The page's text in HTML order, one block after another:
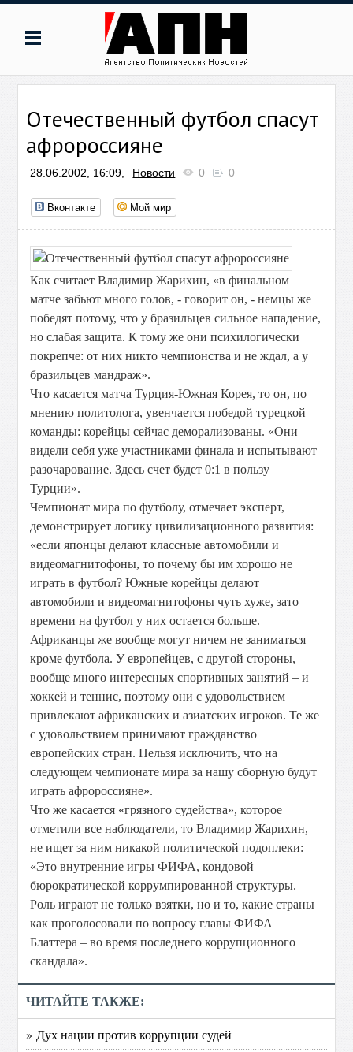
Отечественный футбол спасут
афророссияне
28.06.2002, 16:09, Новости 0 0
Вконтакте Мой мир
Как считает Владимир Жарихин, «в финальном
матче забьют много голов, - говорит он, - немцы же
победят потому, что у бразильцев сильное нападение,
но слабая защита. К тому же они психилогически
покрепче: от них никто чемпионства и не ждал, а у
бразильцев мандраж».
Что касается матча Турция-Южная Корея, то он, по
мнению политолога, увенчается победой турецкой
команды: корейцы сейчас деморализованы. «Они
видели себя уже участниками финала и испытывают
разочарование. Здесь счет будет 0:1 в пользу
Турции».
Чемпионат мира по футболу, отмечает эксперт,
демонстрирует логику цивилизационного развития:
«если японцы делают классные автомобили и
видеомагнитофоны, то почему бы им хорошо не
играть в футбол? Южные корейцы делают
автомобили и видеомагнитофоны чуть хуже, зато
времени на футбол у них остается больше.
Африканцы же вообще могут ничем не заниматься
кроме футбола. У европейцев, с другой стороны,
вообще много интересных спортивных занятий – и
хоккей и теннис, поэтому они с удовольствием
привлекают африканских и азиатских игроков. Те же
с удовольствием принимают гражданство
европейских стран. Нельзя исключить, что на
следующем чемпионате мира за нашу сборную будут
играть афророссияне».
Что же касается «грязного судейства», которое
отметили все наблюдатели, то Владимир Жарихин,
не ищет за ним никакой политической подоплеки:
«Это внутренние игры ФИФА, кондовой
бюрократической коррумпированной структуры.
Роль играют не только взятки, но и то, какие страны
как проголосовали по вопросу главы ФИФА
Блаттера – во время последнего коррупционного
скандала».
ЧИТАЙТЕ ТАКЖЕ:
» Дух нации против коррупции судей